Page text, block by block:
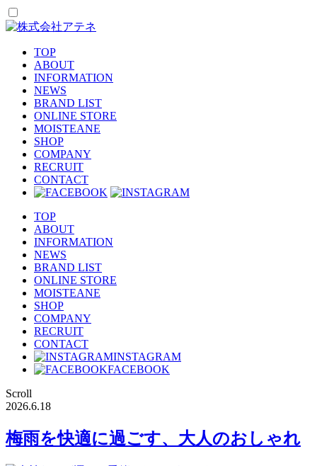
TOP
ABOUT
INFORMATION
NEWS
BRAND LIST
ONLINE STORE
MOISTEANE
SHOP
COMPANY
RECRUIT
CONTACT
TOP
ABOUT
INFORMATION
NEWS
BRAND LIST
ONLINE STORE
MOISTEANE
SHOP
COMPANY
RECRUIT
CONTACT
INSTAGRAM
FACEBOOK
Scroll
2026.6.18
梅雨を快適に過ごす、大人のおしゃれ